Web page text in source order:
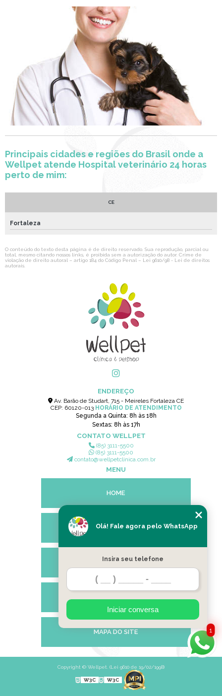
Principais cidades e regiões do Brasil onde a
Wellpet atende Hospital veterinário 24 horas
perto de mim:
CE
Fortaleza
O conteúdo do texto desta página é de direito reservado. Sua reprodução, parcial ou
total, mesmo citando nossos links, é proibida sem a autorização do autor. Crime de
violação de direito autoral – artigo 184 do Código Penal – Lei 9610/98 - Lei de direitos
autorais
ENDEREÇO
Av. Barão de Studart, 715 - Meireles Fortaleza CE
CEP: 60120-013 HORÁRIO DE ATENDIMENTO
Segunda a Quinta: 8h às 18h
Sextas: 8h às 17h
CONTATO WELLPET
(85) 3111-5500
(85) 3111-5500
contato@wellpetclinica.com.br
MENU
HOME
EMPRESA
SERVIÇOS
MAPA DO SITE
Copyright © Wellpet. (Lei 9610 de 19/02/1998)
W3C W3C
1
Olá! Fale agora pelo WhatsApp
Insira seu telefone
Iniciar conversa